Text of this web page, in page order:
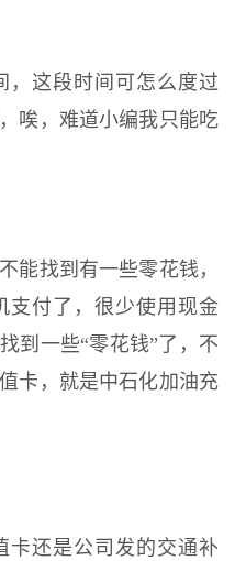
这段时间可怎么度过
唉，难道小编我只能吃
找到有一些零花钱，
支付了，很少使用现金
到一些“零花钱”了，不
卡，就是中石化加油充
还是公司发的交通补